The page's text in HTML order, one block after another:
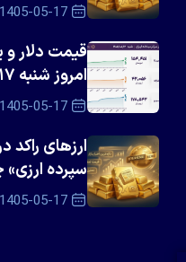
1405-05-17
قیمت دلار و
امروز شنبه ۱۷ مرداد ۱۴۰۵
1405-05-17
ارزهای راکد
سپرده
1405-05-17